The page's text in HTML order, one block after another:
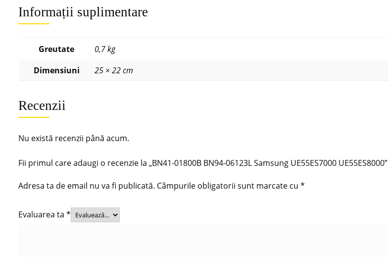
Informații suplimentare
Greutate
0,7 kg
Dimensiuni
25 × 22 cm
Recenzii
Nu există recenzii până acum.
Fii primul care adaugi o recenzie la „BN41-01800B BN94-06123L Samsung UE55ES7000 UE55ES8000”
Adresa ta de email nu va fi publicată. Câmpurile obligatorii sunt marcate cu *
Evaluarea ta *